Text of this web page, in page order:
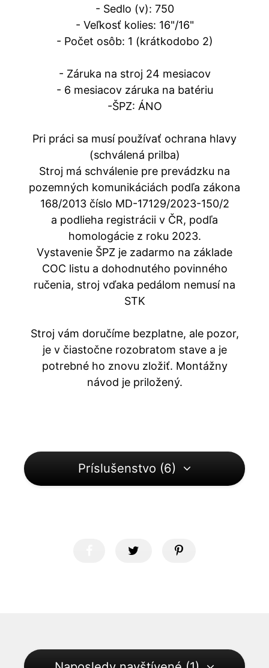
- Sedlo (v): 750
- Veľkosť kolies: 16"/16"
- Počet osôb: 1 (krátkodobo 2)
- Záruka na stroj 24 mesiacov
- 6 mesiacov záruka na batériu
-ŠPZ: ÁNO
Pri práci sa musí používať ochrana hlavy
(schválená prilba)
Stroj má schválenie pre prevádzku na
pozemných komunikáciách podľa zákona
168/2013 číslo MD-17129/2023-150/2
a podlieha registrácii v ČR, podľa
homologácie z roku 2023.
Vystavenie ŠPZ je zadarmo na základe
COC listu a dohodnutého povinného
ručenia, stroj vďaka pedálom nemusí na
STK
Stroj vám doručíme bezplatne, ale pozor,
je v čiastočne rozobratom stave a je
potrebné ho znovu zložiť. Montážny
návod je priložený.
Príslušenstvo (6)